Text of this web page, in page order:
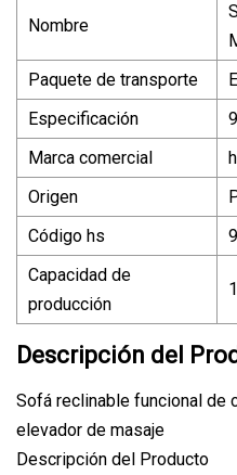
Nombre
Paquete de transporte
Especificación
Marca comercial
Origen
Código hs
Capacidad de
producción
Descripción del
Sofá reclinable funcional de
elevador de masaje
Descripción del Producto